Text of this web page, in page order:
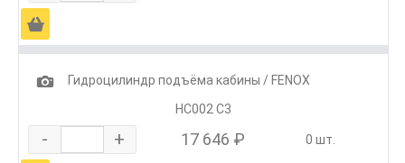
Ä
1
Гидроцилиндр подъёма кабины / FENOX
HC002 C3
- + 17 646 ₽ 0 шт.